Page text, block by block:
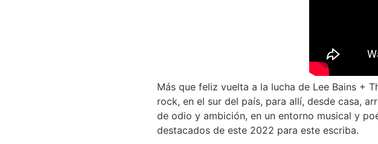
Más que feliz vuelta a la lucha de Lee Bains +
rock, en el sur del país, para allí, desde casa,
de odio y ambición, en un entorno musical y
destacados de este 2022 para este escriba.